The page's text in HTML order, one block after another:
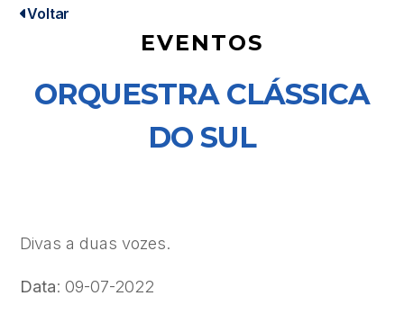
Voltar
EVENTOS
ORQUESTRA CLÁSSICA
DO SUL
Divas a duas vozes.
Data: 09-07-2022